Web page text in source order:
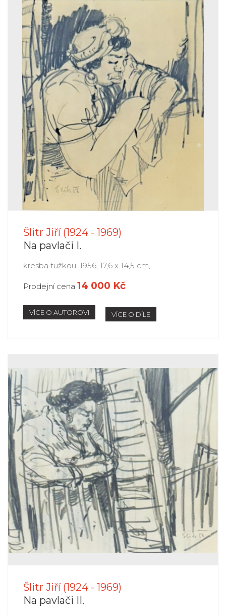
Šlitr Jiří (1924 - 1969)
Na pavlači I.
kresba tužkou, 1956, 17,6 x 14,5 cm,...
Prodejní cena 14 000 Kč
VÍCE O AUTOROVI VÍCE O DÍLE
Šlitr Jiří (1924 - 1969)
Na pavlači II.